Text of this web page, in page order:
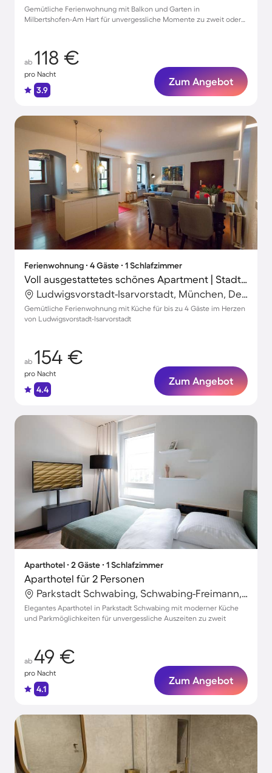
Gemütliche Ferienwohnung mit Balkon und Garten in
Milbertshofen-Am Hart für unvergessliche Momente zu zweit oder
ab 118 €
pro Nacht
3.9
Zum Angebot
Ferienwohnung ∙ 4 Gäste ∙ 1 Schlafzimmer
Voll ausgestattetes schönes Apartment | Stadtblick | Ideal für Homeoffice
Ludwigsvorstadt-Isarvorstadt, München, Deutschland
Gemütliche Ferienwohnung mit Küche für bis zu 4 Gäste im Herzen
von Ludwigsvorstadt-Isarvorstadt
ab 154 €
pro Nacht
4.4
Zum Angebot
Aparthotel ∙ 2 Gäste ∙ 1 Schlafzimmer
Aparthotel für 2 Personen
Parkstadt Schwabing, Schwabing-Freimann, München
Elegantes Aparthotel in Parkstadt Schwabing mit moderner Küche
und Parkmöglichkeiten für unvergessliche Auszeiten zu zweit
ab 49 €
pro Nacht
4.1
Zum Angebot